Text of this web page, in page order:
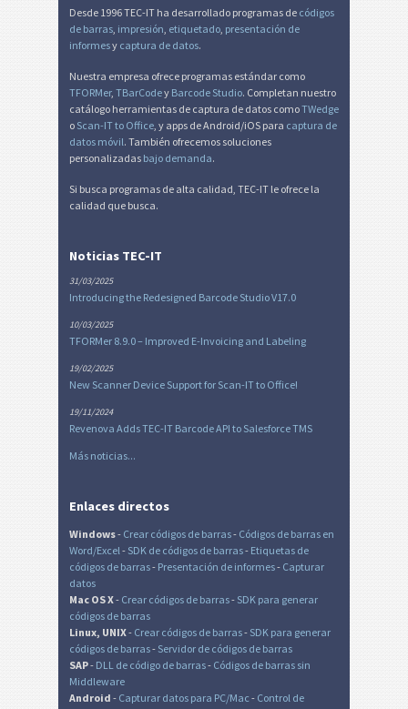
Desde 1996 TEC-IT ha desarrollado programas de códigos
de barras, impresión, etiquetado, presentación de
informesy captura de datos.
Nuestra empresa ofrece programas estándar como
TFORMer, TBarCodey Barcode Studio. Completan nuestro
catálogo herramientas de captura de datos comoTWedge
o Scan-IT to Office, y apps de Android/iOS para captura de
datos móvil. También ofrecemos soluciones
personalizadas bajo demanda.
Si busca programas de alta calidad, TEC-IT le ofrece la
calidad que busca.
Noticias TEC-IT
31/03/2025
Introducing the Redesigned Barcode Studio V17.0
10/03/2025
TFORMer 8.9.0 – Improved E-Invoicing and Labeling
19/02/2025
New Scanner Device Support for Scan-IT to Office!
19/11/2024
Revenova Adds TEC-IT Barcode API to Salesforce TMS
Más noticias...
Enlaces directos
Windows- Crear códigos de barras- Códigos de barras en
Word/Excel- SDK de códigos de barras- Etiquetas de
códigos de barras- Presentación de informes- Capturar
datos
Mac OS X- Crear códigos de barras- SDK para generar
códigos de barras
Linux, UNIX- Crear códigos de barras- SDK para generar
códigos de barras- Servidor de códigos de barras
SAP- DLL de código de barras- Códigos de barras sin
Middleware
Android - Capturar datos para PC/Mac - Control de